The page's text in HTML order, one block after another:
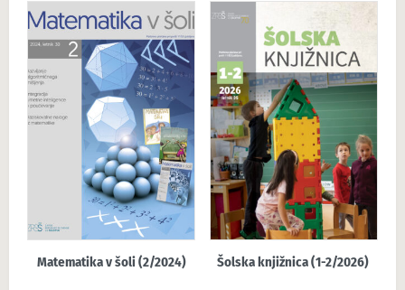
Matematika v šoli (2/2024) Šolska knjižnica (1-2/2026)